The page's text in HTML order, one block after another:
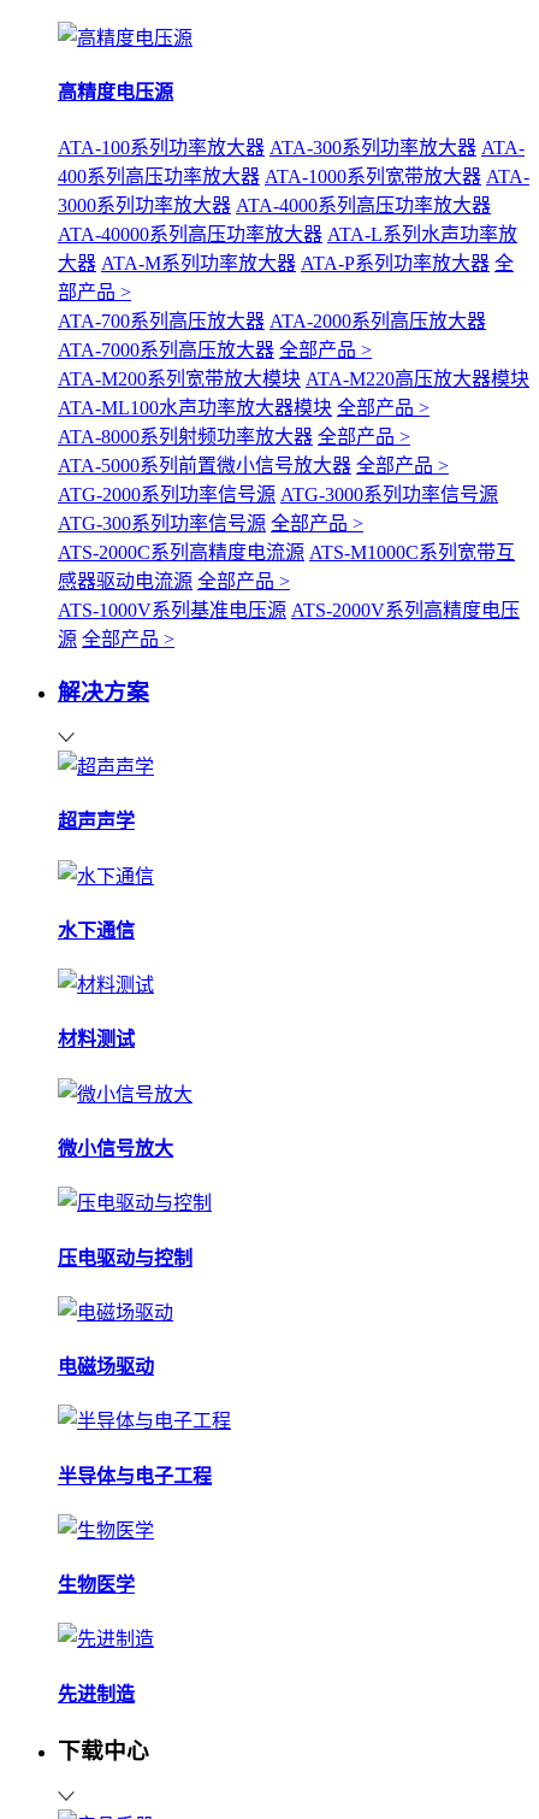
高精度电压源
ATA-100系列功率放大器 ATA-300系列功率放大器 ATA-
400系列高压功率放大器 ATA-1000系列宽带放大器 ATA-
3000系列功率放大器 ATA-4000系列高压功率放大器
ATA-40000系列高压功率放大器 ATA-L系列水声功率放
大器 ATA-M系列功率放大器 ATA-P系列功率放大器 全
部产品 >
ATA-700系列高压放大器 ATA-2000系列高压放大器
ATA-7000系列高压放大器 全部产品 >
ATA-M200系列宽带放大模块 ATA-M220高压放大器模块
ATA-ML100水声功率放大器模块 全部产品 >
ATA-8000系列射频功率放大器 全部产品 >
ATA-5000系列前置微小信号放大器 全部产品 >
ATG-2000系列功率信号源 ATG-3000系列功率信号源
ATG-300系列功率信号源 全部产品 >
ATS-2000C系列高精度电流源 ATS-M1000C系列宽带互
感器驱动电流源 全部产品 >
ATS-1000V系列基准电压源 ATS-2000V系列高精度电压
源 全部产品 >
解决方案
超声声学
水下通信
材料测试
微小信号放大
压电驱动与控制
电磁场驱动
半导体与电子工程
生物医学
先进制造
下载中心